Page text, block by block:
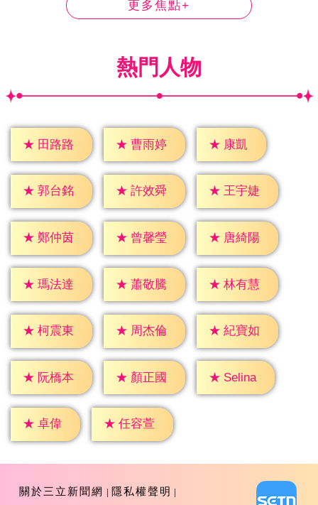
更多焦點+
熱門人物
★ 田路路 ★ 曹雨婷 ★ 康凱
★ 郭台銘 ★ 許效舜 ★ 王宇婕
★ 鄭仲茵 ★ 曾馨瑩 ★ 唐綺陽
★ 瑪法達 ★ 蕭敬騰 ★ 林有慧
★ 柯震東 ★ 周杰倫 ★ 紀寶如
★ 阮橋本 ★ 顏正國 ★ Selina
★ 卓偉 ★ 任容萱
關於三立新聞網 隱私權聲明